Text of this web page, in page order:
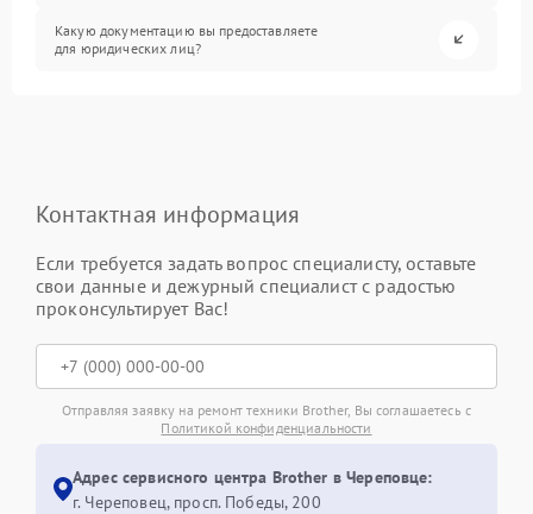
Какую документацию вы предоставляете
для юридических лиц?
Контактная информация
Если требуется задать вопрос специалисту, оставьте
свои данные и дежурный специалист с радостью
проконсультирует Вас!
Отправляя заявку на ремонт техники Brother, Вы соглашаетесь с
Политикой конфиденциальности
Адрес сервисного центра Brother в Череповце:
г. Череповец, просп. Победы, 200